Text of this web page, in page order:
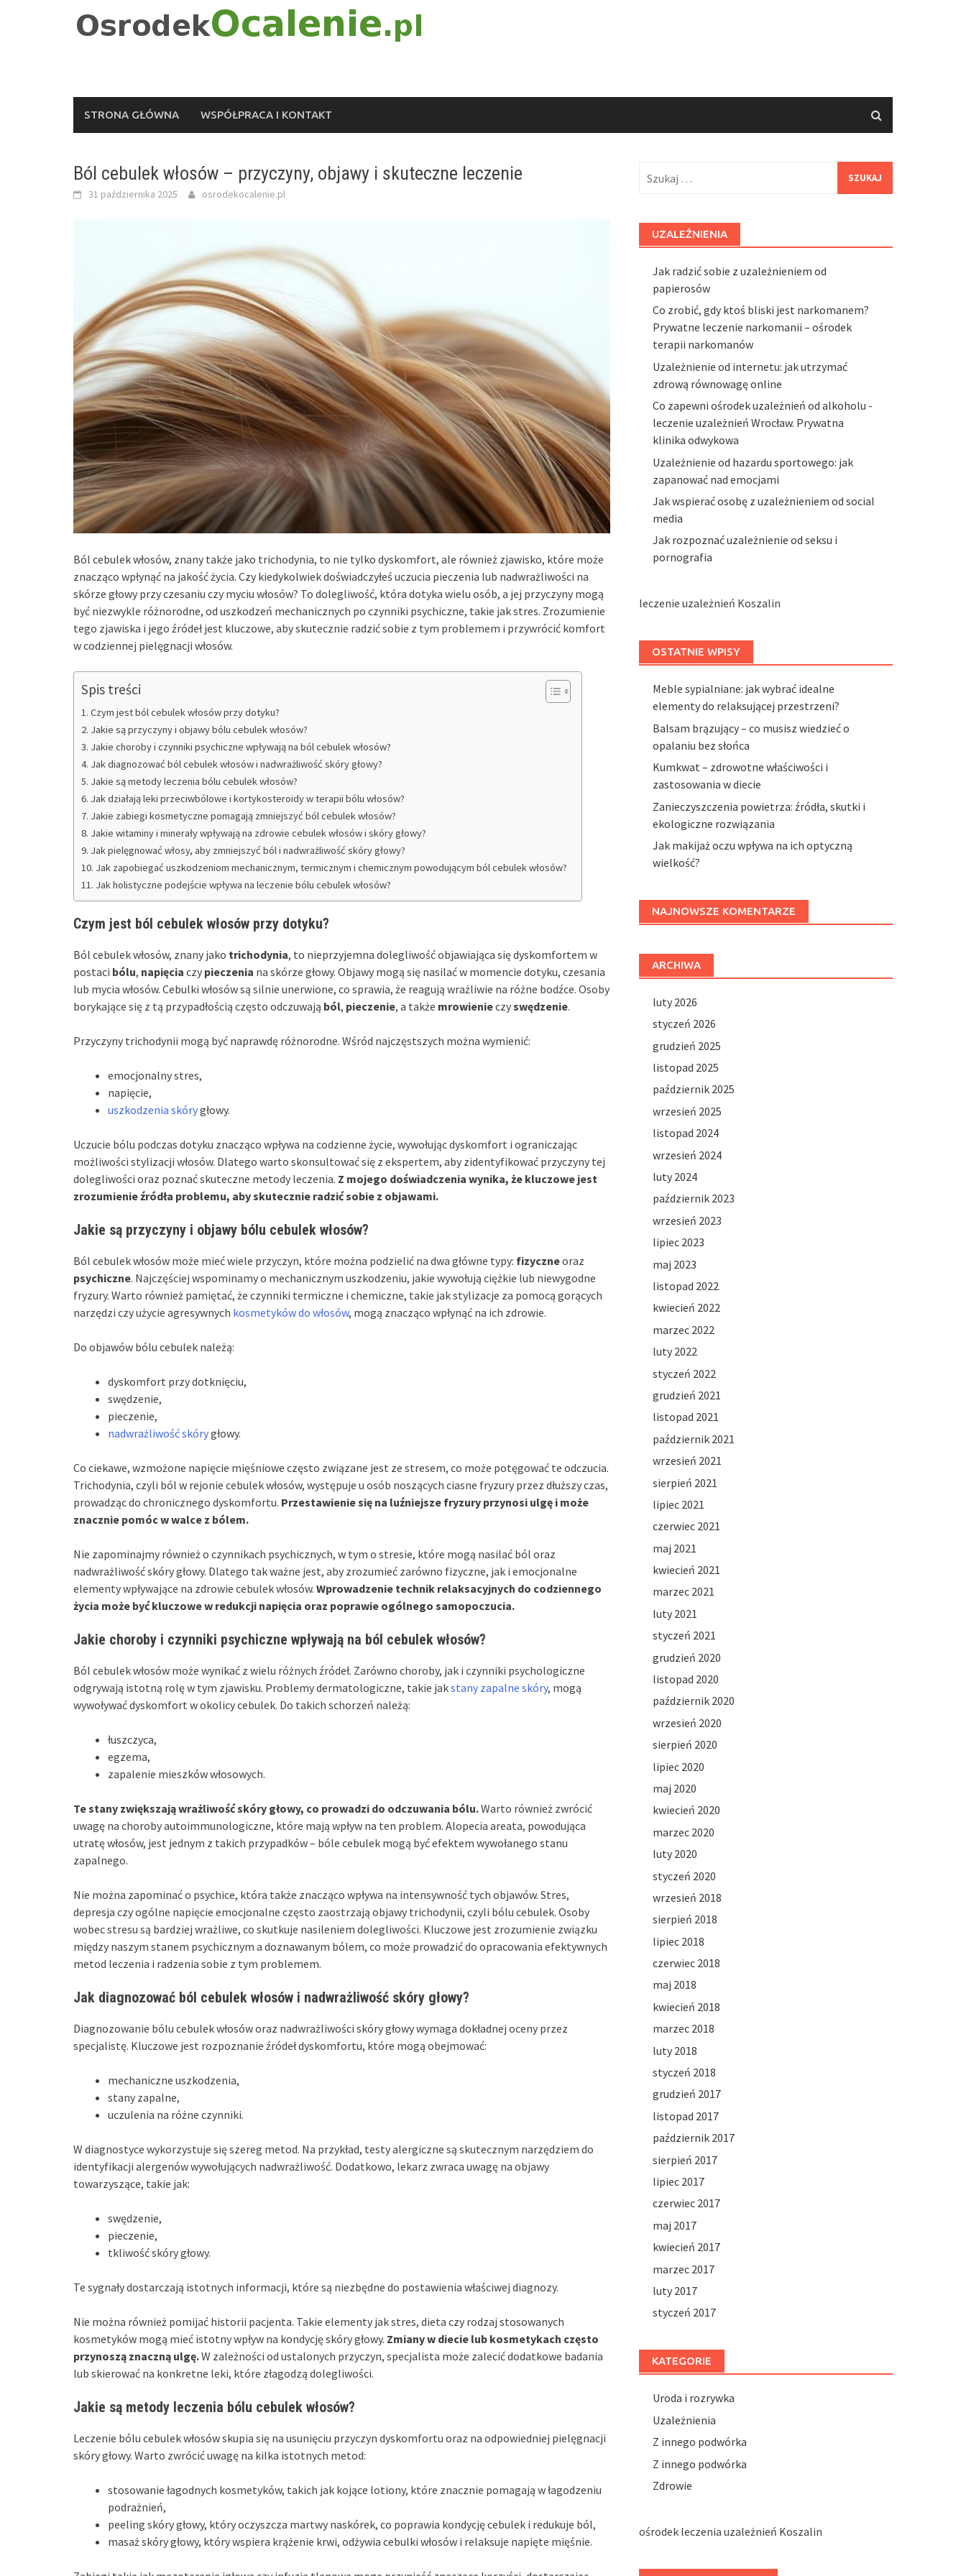
STRONA GŁÓWNA WSPÓŁPRACA I KONTAKT
Ból cebulek włosów – przyczyny, objawy i skuteczne leczenie
31 października 2025 osrodekocalenie.pl
Ból cebulek włosów, znany także jako trichodynia, to nie tylko dyskomfort, ale również zjawisko, które może
znacząco wpłynąć na jakość życia. Czy kiedykolwiek doświadczyłeś uczucia pieczenia lub nadwrażliwości na
skórze głowy przy czesaniu czy myciu włosów? To dolegliwość, która dotyka wielu osób, a jej przyczyny mogą
być niezwykle różnorodne, od uszkodzeń mechanicznych po czynniki psychiczne, takie jak stres. Zrozumienie
tego zjawiska i jego źródeł jest kluczowe, aby skutecznie radzić sobie z tym problemem i przywrócić komfort
w codziennej pielęgnacji włosów.
Spis treści
Czym jest ból cebulek włosów przy dotyku?
Jakie są przyczyny i objawy bólu cebulek włosów?
Jakie choroby i czynniki psychiczne wpływają na ból cebulek włosów?
Jak diagnozować ból cebulek włosów i nadwrażliwość skóry głowy?
Jakie są metody leczenia bólu cebulek włosów?
Jak działają leki przeciwbólowe i kortykosteroidy w terapii bólu włosów?
Jakie zabiegi kosmetyczne pomagają zmniejszyć ból cebulek włosów?
Jakie witaminy i minerały wpływają na zdrowie cebulek włosów i skóry głowy?
Jak pielęgnować włosy, aby zmniejszyć ból i nadwrażliwość skóry głowy?
Jak zapobiegać uszkodzeniom mechanicznym, termicznym i chemicznym powodującym ból cebulek włosów?
Jak holistyczne podejście wpływa na leczenie bólu cebulek włosów?
Czym jest ból cebulek włosów przy dotyku?
Ból cebulek włosów, znany jako trichodynia, to nieprzyjemna dolegliwość objawiająca się dyskomfortem w
postaci bólu, napięcia czy pieczenia na skórze głowy. Objawy mogą się nasilać w momencie dotyku, czesania
lub mycia włosów. Cebulki włosów są silnie unerwione, co sprawia, że reagują wrażliwie na różne bodźce. Osoby
borykające się z tą przypadłością często odczuwają ból, pieczenie, a także mrowienieczyswędzenie.
Przyczyny trichodynii mogą być naprawdę różnorodne. Wśród najczęstszych można wymienić:
emocjonalny stres,
napięcie,
uszkodzenia skórygłowy.
Uczucie bólu podczas dotyku znacząco wpływa na codzienne życie, wywołując dyskomfort i ograniczając
możliwości stylizacji włosów. Dlatego warto skonsultować się z ekspertem, aby zidentyfikować przyczyny tej
dolegliwości oraz poznać skuteczne metody leczenia. Z mojego doświadczenia wynika, że kluczowe jest
zrozumienie źródła problemu, aby skutecznie radzić sobie z objawami.
Jakie są przyczyny i objawy bólu cebulek włosów?
Ból cebulek włosów może mieć wiele przyczyn, które można podzielić na dwa główne typy: fizyczneoraz
psychiczne. Najczęściej wspominamy o mechanicznym uszkodzeniu, jakie wywołują ciężkie lub niewygodne
fryzury. Warto również pamiętać, że czynniki termiczne i chemiczne, takie jak stylizacje za pomocą gorących
narzędzi czy użycie agresywnych kosmetyków do włosów, mogą znacząco wpłynąć na ich zdrowie.
Do objawów bólu cebulek należą:
dyskomfort przy dotknięciu,
swędzenie,
pieczenie,
nadwrażliwość skórygłowy.
Co ciekawe, wzmożone napięcie mięśniowe często związane jest ze stresem, co może potęgować te odczucia.
Trichodynia, czyli ból w rejonie cebulek włosów, występuje u osób noszących ciasne fryzury przez dłuższy czas,
prowadząc do chronicznego dyskomfortu. Przestawienie się na luźniejsze fryzury przynosi ulgę i może
znacznie pomóc w walce z bólem.
Nie zapominajmy również o czynnikach psychicznych, w tym o stresie, które mogą nasilać ból oraz
nadwrażliwość skóry głowy. Dlatego tak ważne jest, aby zrozumieć zarówno fizyczne, jak i emocjonalne
elementy wpływające na zdrowie cebulek włosów. Wprowadzenie technik relaksacyjnych do codziennego
życia może być kluczowe w redukcji napięcia oraz poprawie ogólnego samopoczucia.
Jakie choroby i czynniki psychiczne wpływają na ból cebulek włosów?
Ból cebulek włosów może wynikać z wielu różnych źródeł. Zarówno choroby, jak i czynniki psychologiczne
odgrywają istotną rolę w tym zjawisku. Problemy dermatologiczne, takie jakstany zapalne skóry, mogą
wywoływać dyskomfort w okolicy cebulek. Do takich schorzeń należą:
łuszczyca,
egzema,
zapalenie mieszków włosowych.
Te stany zwiększają wrażliwość skóry głowy, co prowadzi do odczuwania bólu.Warto również zwrócić
uwagę na choroby autoimmunologiczne, które mają wpływ na ten problem. Alopecia areata, powodująca
utratę włosów, jest jednym z takich przypadków – bóle cebulek mogą być efektem wywołanego stanu
zapalnego.
Nie można zapominać o psychice, która także znacząco wpływa na intensywność tych objawów. Stres,
depresja czy ogólne napięcie emocjonalne często zaostrzają objawy trichodynii, czyli bólu cebulek. Osoby
wobec stresu są bardziej wrażliwe, co skutkuje nasileniem dolegliwości. Kluczowe jest zrozumienie związku
między naszym stanem psychicznym a doznawanym bólem, co może prowadzić do opracowania efektywnych
metod leczenia i radzenia sobie z tym problemem.
Jak diagnozować ból cebulek włosów i nadwrażliwość skóry głowy?
Diagnozowanie bólu cebulek włosów oraz nadwrażliwości skóry głowy wymaga dokładnej oceny przez
specjalistę. Kluczowe jest rozpoznanie źródeł dyskomfortu, które mogą obejmować:
mechaniczne uszkodzenia,
stany zapalne,
uczulenia na różne czynniki.
W diagnostyce wykorzystuje się szereg metod. Na przykład, testy alergiczne są skutecznym narzędziem do
identyfikacji alergenów wywołujących nadwrażliwość. Dodatkowo, lekarz zwraca uwagę na objawy
towarzyszące, takie jak:
swędzenie,
pieczenie,
tkliwość skóry głowy.
Te sygnały dostarczają istotnych informacji, które są niezbędne do postawienia właściwej diagnozy.
Nie można również pomijać historii pacjenta. Takie elementy jak stres, dieta czy rodzaj stosowanych
kosmetyków mogą mieć istotny wpływ na kondycję skóry głowy. Zmiany w diecie lub kosmetykach często
przynoszą znaczną ulgę.W zależności od ustalonych przyczyn, specjalista może zalecić dodatkowe badania
lub skierować na konkretne leki, które złagodzą dolegliwości.
Jakie są metody leczenia bólu cebulek włosów?
Leczenie bólu cebulek włosów skupia się na usunięciu przyczyn dyskomfortu oraz na odpowiedniej pielęgnacji
skóry głowy. Warto zwrócić uwagę na kilka istotnych metod:
stosowanie łagodnych kosmetyków, takich jak kojące lotiony, które znacznie pomagają w łagodzeniu
podrażnień,
peeling skóry głowy, który oczyszcza martwy naskórek, co poprawia kondycję cebulek i redukuje ból,
masaż skóry głowy, który wspiera krążenie krwi, odżywia cebulki włosów i relaksuje napięte mięśnie.
UZALEŻNIENIA
Jak radzić sobie z uzależnieniem od
papierosów
Co zrobić, gdy ktoś bliski jest narkomanem?
Prywatne leczenie narkomanii – ośrodek
terapii narkomanów
Uzależnienie od internetu: jak utrzymać
zdrową równowagę online
Co zapewni ośrodek uzależnień od alkoholu -
leczenie uzależnień Wrocław. Prywatna
klinika odwykowa
Uzależnienie od hazardu sportowego: jak
zapanować nad emocjami
Jak wspierać osobę z uzależnieniem od social
media
Jak rozpoznać uzależnienie od seksu i
pornografia
leczenie uzależnień Koszalin
OSTATNIE WPISY
Meble sypialniane: jak wybrać idealne
elementy do relaksującej przestrzeni?
Balsam brązujący – co musisz wiedzieć o
opalaniu bez słońca
Kumkwat – zdrowotne właściwości i
zastosowania w diecie
Zanieczyszczenia powietrza: źródła, skutki i
ekologiczne rozwiązania
Jak makijaż oczu wpływa na ich optyczną
wielkość?
NAJNOWSZE KOMENTARZE
ARCHIWA
luty 2026
styczeń 2026
grudzień 2025
listopad 2025
październik 2025
wrzesień 2025
listopad 2024
wrzesień 2024
luty 2024
październik 2023
wrzesień 2023
lipiec 2023
maj 2023
listopad 2022
kwiecień 2022
marzec 2022
luty 2022
styczeń 2022
grudzień 2021
listopad 2021
październik 2021
wrzesień 2021
sierpień 2021
lipiec 2021
czerwiec 2021
maj 2021
kwiecień 2021
marzec 2021
luty 2021
styczeń 2021
grudzień 2020
listopad 2020
październik 2020
wrzesień 2020
sierpień 2020
lipiec 2020
maj 2020
kwiecień 2020
marzec 2020
luty 2020
styczeń 2020
wrzesień 2018
sierpień 2018
lipiec 2018
czerwiec 2018
maj 2018
kwiecień 2018
marzec 2018
luty 2018
styczeń 2018
grudzień 2017
listopad 2017
październik 2017
sierpień 2017
lipiec 2017
czerwiec 2017
maj 2017
kwiecień 2017
marzec 2017
luty 2017
styczeń 2017
KATEGORIE
Uroda i rozrywka
Uzależnienia
Z innego podwórka
Z innego podwórka
Zdrowie
ośrodek leczenia uzależnień Koszalin